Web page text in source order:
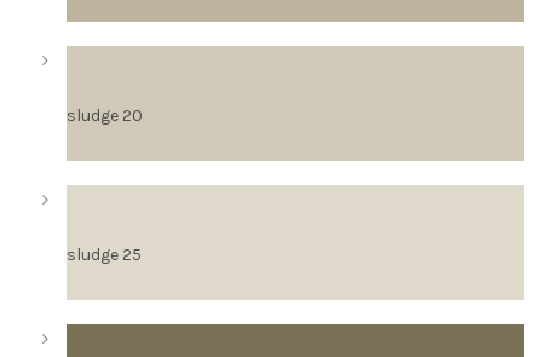
sludge 20
sludge 25